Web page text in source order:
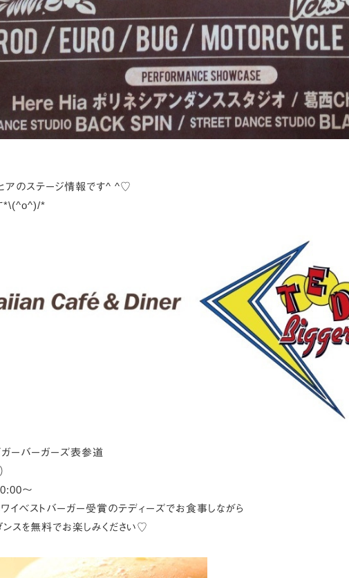
アのステージ情報です^ ^♡
*\(^o^)/*
ガーバーガーズ表参道
～
イベストバーガー受賞のテディーズでお食事しながら
ンスを無料でお楽しみください♡